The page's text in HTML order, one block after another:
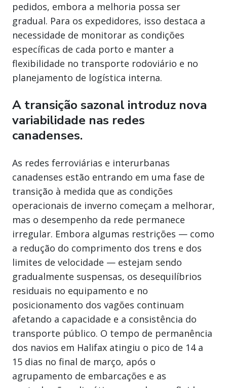
pedidos, embora a melhoria possa ser
gradual. Para os expedidores, isso destaca a
necessidade de monitorar as condições
específicas de cada porto e manter a
flexibilidade no transporte rodoviário e no
planejamento de logística interna.
A transição sazonal introduz nova
variabilidade nas redes
canadenses.
As redes ferroviárias e interurbanas
canadenses estão entrando em uma fase de
transição à medida que as condições
operacionais de inverno começam a melhorar,
mas o desempenho da rede permanece
irregular. Embora algumas restrições — como
a redução do comprimento dos trens e dos
limites de velocidade — estejam sendo
gradualmente suspensas, os desequilíbrios
residuais no equipamento e no
posicionamento dos vagões continuam
afetando a capacidade e a consistência do
transporte público. O tempo de permanência
dos navios em Halifax atingiu o pico de 14 a
15 dias no final de março, após o
agrupamento de embarcações e as